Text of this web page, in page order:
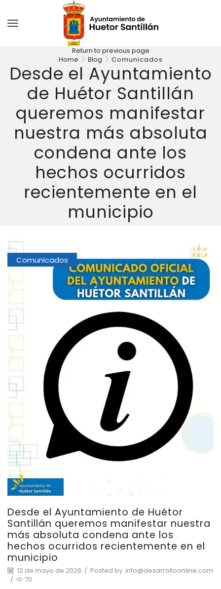
Return to previous page
Home
Blog Comunicados
Desde el Ayuntamiento
de Huétor Santillán
queremos manifestar
nuestra más absoluta
condena ante los
hechos ocurridos
recientemente en el
municipio
Comunicados
Desde el Ayuntamiento de Huétor
Santillán queremos manifestar nuestra
más absoluta condena ante los
hechos ocurridos recientemente en el
municipio
12 de mayo de 2026 / Posted by info@desarrolloonline.com
/
70